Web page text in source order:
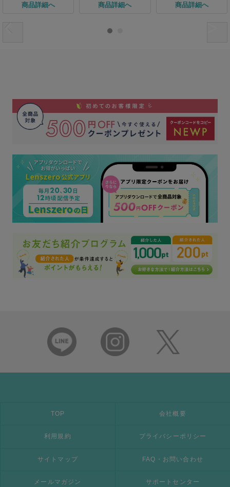
商品詳細へ 商品詳細へ 商品詳細へ
TOP 会社概要
利用規約 プライバシーポリシー
サイトマップ FAQ・お問い合わせ
メールマガジン サポートセンター